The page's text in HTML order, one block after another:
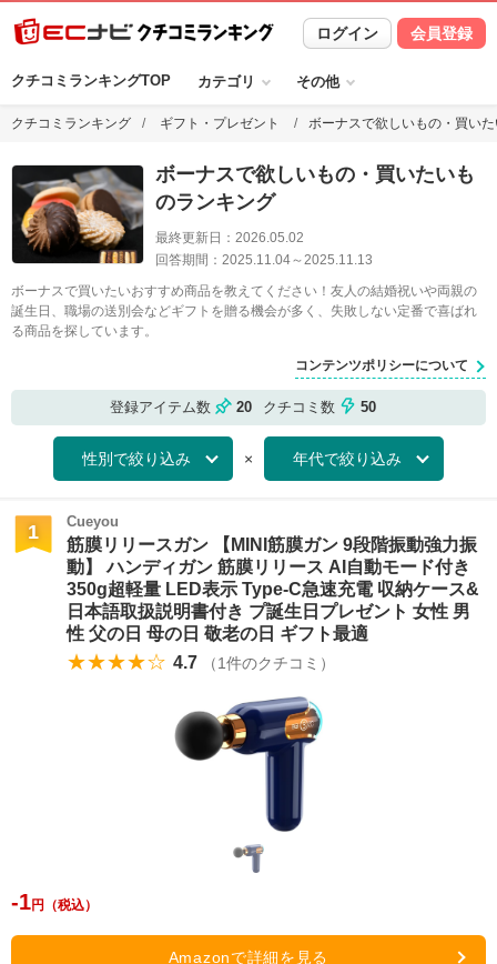
ログイン 会員登録
クチコミランキングTOP カテゴリ その他
クチコミランキング ギフト・プレゼント ボーナスで欲しいもの・買い
ボーナスで欲しいもの・買いたいも
のランキング
最終更新日： 2026.05.02
回答期間： 2025.11.04～2025.11.13
ボーナスで買いたいおすすめ商品を教えてください！友人の結婚祝いや両親の
誕生日、職場の送別会などギフトを贈る機会が多く、失敗しない定番で喜ばれ
る商品を探しています。
コンテンツポリシーについて
登録アイテム数 20 クチコミ数 50
×
1 Cueyou
筋膜リリースガン 【MINI筋膜ガン 9段階振動強力振
動】 ハンディガン 筋膜リリース AI自動モード付き
350g超軽量 LED表示 Type-C急速充電 収納ケース&
日本語取扱説明書付き プ誕生日プレゼント 女性 男
性 父の日 母の日 敬老の日 ギフト最適
★★★★☆ 4.7 （1件のクチコミ）
-1